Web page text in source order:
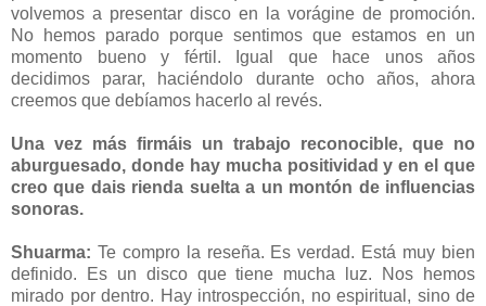
volvemos a presentar disco en la vorágine de promoción.
No hemos parado porque sentimos que estamos en un
momento bueno y fértil. Igual que hace unos años
decidimos parar, haciéndolo durante ocho años, ahora
creemos que debíamos hacerlo al revés.
Una vez más firmáis un trabajo reconocible, que no
aburguesado, donde hay mucha positividad y en el que
creo que dais rienda suelta a un montón de influencias
sonoras.
Shuarma: Te compro la reseña. Es verdad. Está muy bien
definido. Es un disco que tiene mucha luz. Nos hemos
mirado por dentro. Hay introspección, no espiritual, sino de